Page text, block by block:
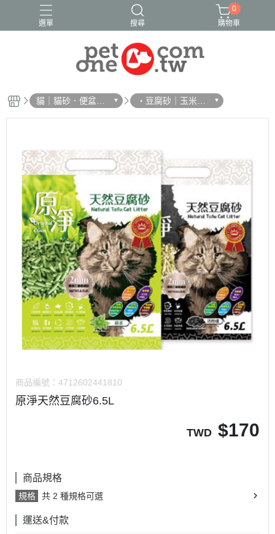
選單 搜尋
0
購物車
貓｜貓砂．便盆・
貓鏟
・豆腐砂｜玉米砂
｜稻殼砂
商品編號： 4712602441810
原淨天然豆腐砂6.5L
TWD $170
商品規格
規格 共 2 種規格可選
運送&付款